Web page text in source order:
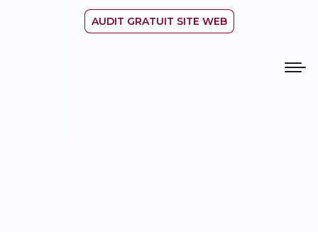
AUDIT GRATUIT SITE WEB